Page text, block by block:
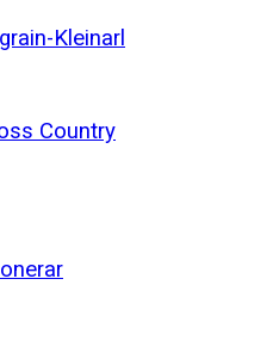
Kleinarl
Country